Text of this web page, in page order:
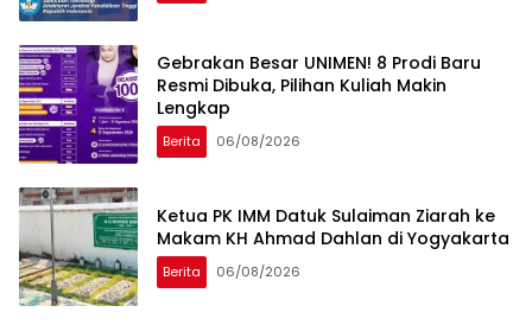
Gebrakan Besar UNIMEN! 8 Prodi Baru
Resmi Dibuka, Pilihan Kuliah Makin
Lengkap
Berita 06/08/2026
Ketua PK IMM Datuk Sulaiman Ziarah ke
Makam KH Ahmad Dahlan di Yogyakarta
Berita 06/08/2026